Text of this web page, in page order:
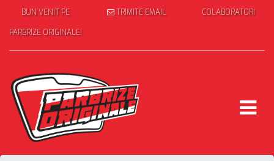
BUN VENIT PE
PARBRIZE ORIGINALE!
TRIMITE EMAIL COLABORATORI